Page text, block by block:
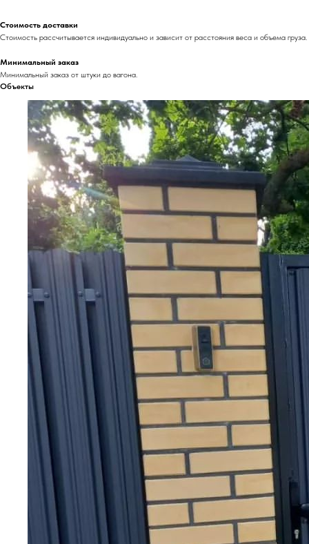
Стоимость доставки
Стоимость рассчитывается индивидуально и зависит от расстояния веса и объема груза.
Минимальный заказ
Минимальный заказ от штуки до вагона.
Объекты